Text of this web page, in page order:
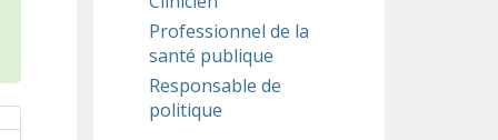
Professionnel de la
santé publique
Responsable de
politique